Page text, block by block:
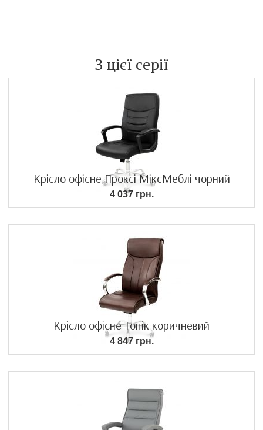
З цієї серії
Крісло офісне Проксі МіксМеблі чорний
4 037 грн.
Крісло офісне Топік коричневий
4 847 грн.